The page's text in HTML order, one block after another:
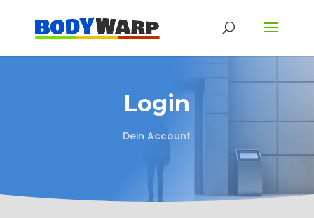
Login
Dein Account